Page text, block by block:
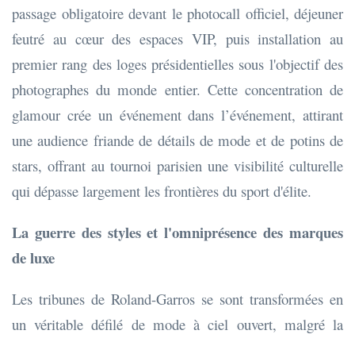
passage obligatoire devant le photocall officiel, déjeuner
feutré au cœur des espaces VIP, puis installation au
premier rang des loges présidentielles sous l'objectif des
photographes du monde entier. Cette concentration de
glamour crée un événement dans l’événement, attirant
une audience friande de détails de mode et de potins de
stars, offrant au tournoi parisien une visibilité culturelle
qui dépasse largement les frontières du sport d'élite.
La guerre des styles et l'omniprésence des marques
de luxe
Les tribunes de Roland-Garros se sont transformées en
un véritable défilé de mode à ciel ouvert, malgré la